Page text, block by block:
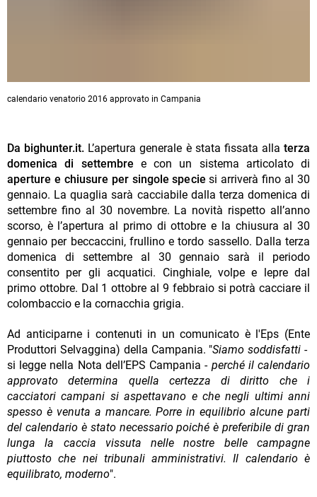
calendario venatorio 2016 approvato in Campania
Da bighunter.it. L’apertura generale è stata fissata alla terza
domenica di settembre e con un sistema articolato di
aperture e chiusure per singole specie si arriverà fino al 30
gennaio. La quaglia sarà cacciabile dalla terza domenica di
settembre fino al 30 novembre. La novità rispetto all’anno
scorso, è l’apertura al primo di ottobre e la chiusura al 30
gennaio per beccaccini, frullino e tordo sassello. Dalla terza
domenica di settembre al 30 gennaio sarà il periodo
consentito per gli acquatici. Cinghiale, volpe e lepre dal
primo ottobre. Dal 1 ottobre al 9 febbraio si potrà cacciare il
colombaccio e la cornacchia grigia.
Ad anticiparne i contenuti in un comunicato è l'Eps (Ente
Produttori Selvaggina) della Campania. "Siamo soddisfatti -
si legge nella Nota dell’EPS Campania - perché il calendario
approvato determina quella certezza di diritto che i
cacciatori campani si aspettavano e che negli ultimi anni
spesso è venuta a mancare. Porre in equilibrio alcune parti
del calendario è stato necessario poiché è preferibile di gran
lunga la caccia vissuta nelle nostre belle campagne
piuttosto che nei tribunali amministrativi. Il calendario è
equilibrato, moderno".